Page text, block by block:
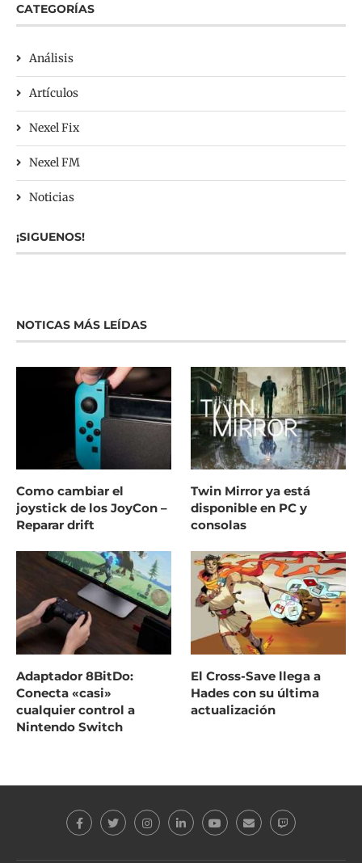
CATEGORÍAS
Análisis
Artículos
Nexel Fix
Nexel FM
Noticias
¡SIGUENOS!
NOTICAS MÁS LEÍDAS
Como cambiar el
joystick de los JoyCon –
Reparar drift
Twin Mirror ya está
disponible en PC y
consolas
Adaptador 8BitDo:
Conecta «casi»
cualquier control a
Nintendo Switch
El Cross-Save llega a
Hades con su última
actualización